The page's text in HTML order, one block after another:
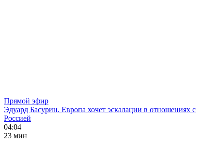
Прямой эфир
Эдуард Басурин. Европа хочет эскалации в отношениях с
Россией
04:04
23 мин